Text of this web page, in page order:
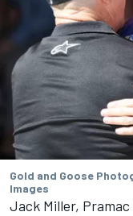
Gold and Goose
Images
Jack Miller, Pramac